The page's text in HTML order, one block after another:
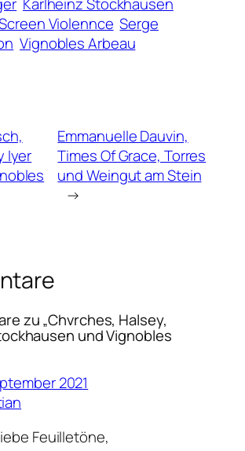
Karlheinz Stockhausen
Violennce Serge
Vignobles Arbeau
Iyer
Emmanuelle Dauvin,
Times Of Grace, Torres
und Weingut am Stein
→
zu „Chvrches, Halsey,
und Vignobles
2021
Feuilletöne,